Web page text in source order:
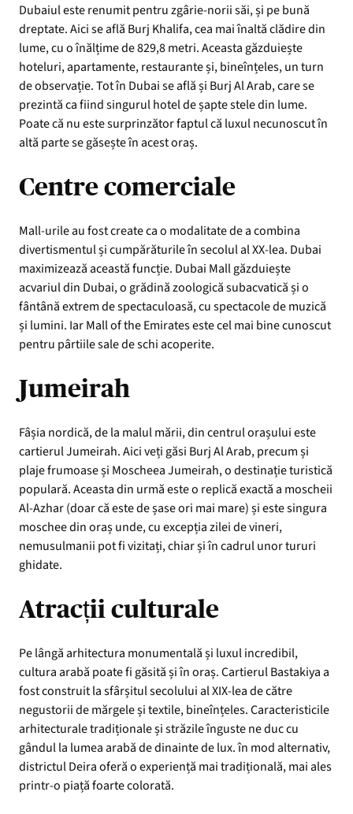
Dubaiul este renumit pentru zgârie-norii săi, și pe bună
dreptate. Aici se află Burj Khalifa, cea mai înaltă clădire din
lume, cu o înălțime de 829,8 metri. Aceasta găzduiește
hoteluri, apartamente, restaurante și, bineînțeles, un turn
de observație. Tot în Dubai se află și Burj Al Arab, care se
prezintă ca fiind singurul hotel de șapte stele din lume.
Poate că nu este surprinzător faptul că luxul necunoscut în
altă parte se găsește în acest oraș.
Centre comerciale
Mall-urile au fost create ca o modalitate de a combina
divertismentul și cumpărăturile în secolul al XX-lea. Dubai
maximizează această funcție. Dubai Mall găzduiește
acvariul din Dubai, o grădină zoologică subacvatică și o
fântână extrem de spectaculoasă, cu spectacole de muzică
și lumini. Iar Mall of the Emirates este cel mai bine cunoscut
pentru pârtiile sale de schi acoperite.
Jumeirah
Fâșia nordică, de la malul mării, din centrul orașului este
cartierul Jumeirah. Aici veți găsi Burj Al Arab, precum și
plaje frumoase și Moscheea Jumeirah, o destinație turistică
populară. Aceasta din urmă este o replică exactă a moscheii
Al-Azhar (doar că este de șase ori mai mare) și este singura
moschee din oraș unde, cu excepția zilei de vineri,
nemusulmanii pot fi vizitați, chiar și în cadrul unor tururi
ghidate.
Atracții culturale
Pe lângă arhitectura monumentală și luxul incredibil,
cultura arabă poate fi găsită și în oraș. Cartierul Bastakiya a
fost construit la sfârșitul secolului al XIX-lea de către
negustorii de mărgele și textile, bineînțeles. Caracteristicile
arhitecturale tradiționale și străzile înguste ne duc cu
gândul la lumea arabă de dinainte de lux. în mod alternativ,
districtul Deira oferă o experiență mai tradițională, mai ales
printr-o piață foarte colorată.